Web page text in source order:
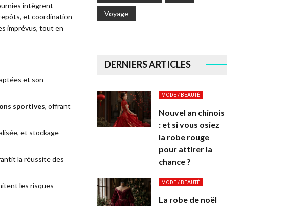
intègrent
et coordination
imprévus, tout en
et son
sportives, offrant
et stockage
la réussite des
les risques
Voyage
DERNIERS ARTICLES
MODE / BEAUTÉ
Nouvel an chinois
: et si vous osiez
la robe rouge
pour attirer la
chance ?
MODE / BEAUTÉ
La robe de noël